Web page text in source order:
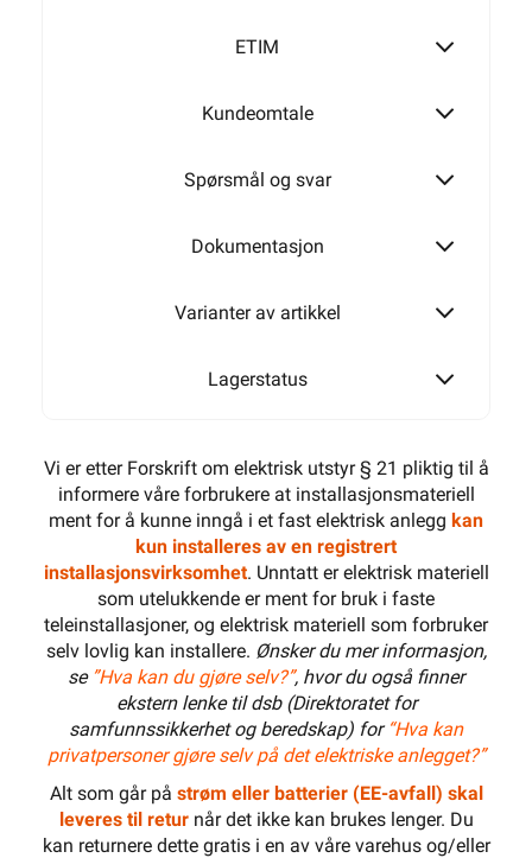
T160
ETIM
Kundeomtale
Spørsmål og svar
Dokumentasjon
Varianter av artikkel
Lagerstatus
Vi er etter Forskrift om elektrisk utstyr § 21 pliktig til å
informere våre forbrukere at installasjonsmateriell
ment for å kunne inngå i et fast elektrisk anlegg kan
kun installeres av en registrert
installasjonsvirksomhet. Unntatt er elektrisk materiell
som utelukkende er ment for bruk i faste
teleinstallasjoner, og elektrisk materiell som forbruker
selv lovlig kan installere. Ønsker du mer informasjon,
se ”Hva kan du gjøre selv?”, hvor du også finner
ekstern lenke til dsb (Direktoratet for
samfunnssikkerhet og beredskap) for “Hva kan
privatpersoner gjøre selv på det elektriske anlegget?”
Alt som går på strøm eller batterier (EE-avfall) skal
leveres til returnår det ikke kan brukes lenger. Du
kan returnere dette gratis i en av våre varehus og/eller